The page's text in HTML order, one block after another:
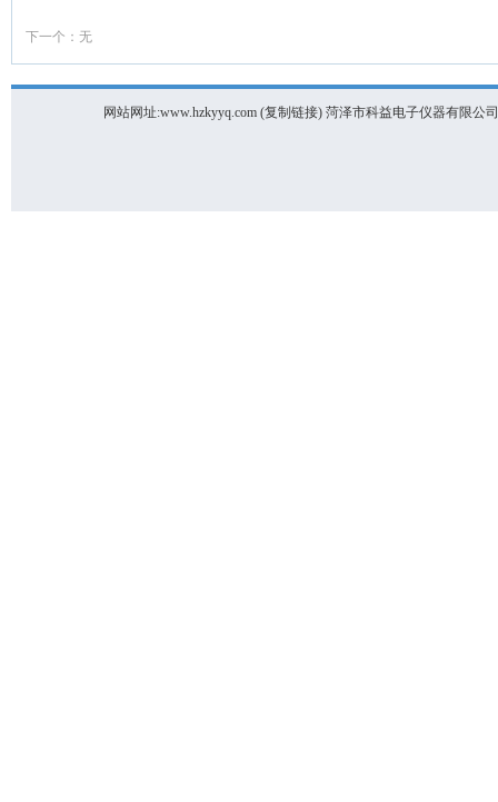
下一个：无
网站网址:www.hzkyyq.com (复制链接) 菏泽市科益电子仪器有限公